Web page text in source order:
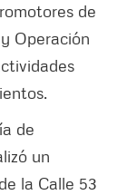
de
Operación
de
un
la Calle 53